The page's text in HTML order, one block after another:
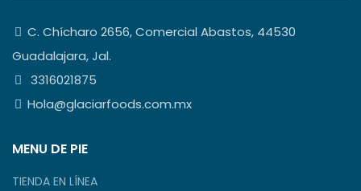
C. Chícharo 2656, Comercial Abastos, 44530
Guadalajara, Jal.
3316021875
Hola@glaciarfoods.com.mx
MENU DE PIE
TIENDA EN LÍNEA